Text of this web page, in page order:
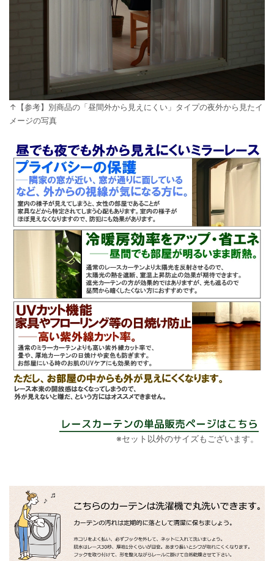
↑【参考】別商品の「昼間外から見えにくい」タイプの夜外から見たイ
メージの写真
※セット以外のサイズもございます。